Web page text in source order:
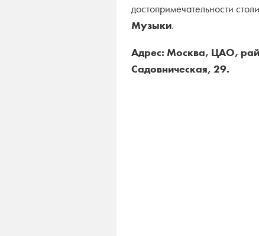
достопримечательности
Музыки.
Адрес: Москва, ЦАО,
Садовническая, 29.